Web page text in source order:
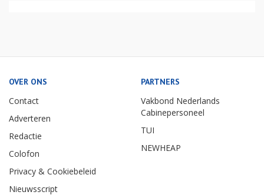
OVER ONS
Contact
Adverteren
Redactie
Colofon
Privacy & Cookiebeleid
Nieuwsscript
PARTNERS
Vakbond Nederlands
Cabinepersoneel
TUI
NEWHEAP